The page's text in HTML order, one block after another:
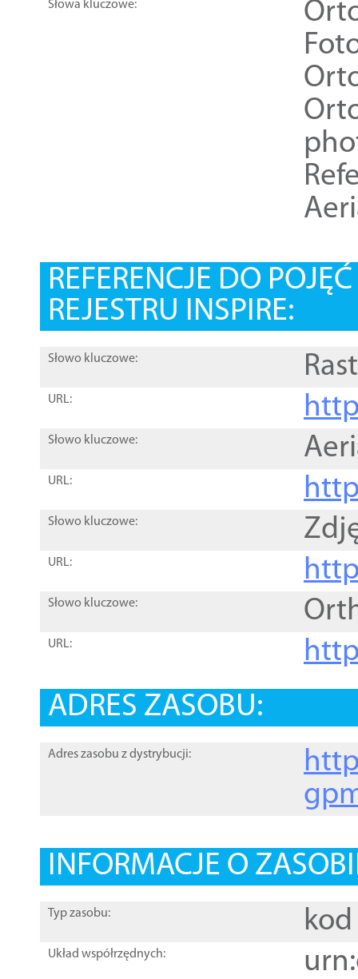
Słowa kluczowe:
REFERENCJE DO
REJESTRU INSPIRE:
Słowo kluczowe:
URL:
Słowo kluczowe:
URL:
Słowo kluczowe:
URL:
Słowo kluczowe:
URL:
ADRES ZASOBU:
Adres zasobu z dystrybucji:
INFORMACJE O
Typ zasobu: kod
Układ współrzędnych: